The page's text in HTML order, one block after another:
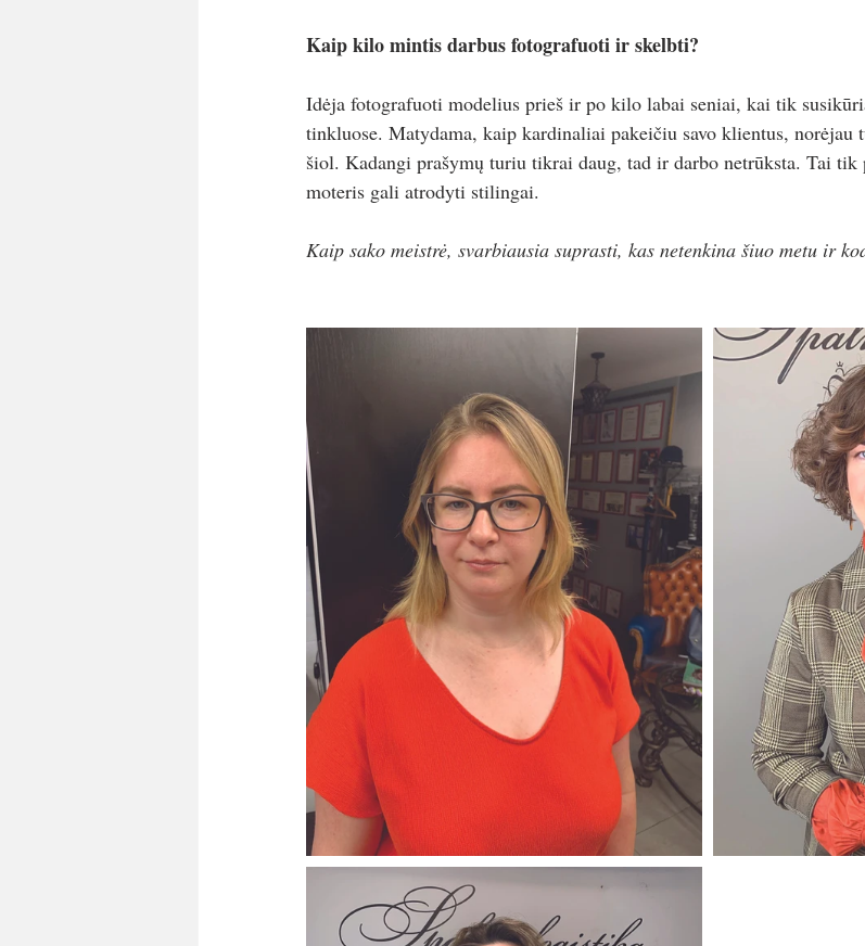
Kaip kilo mintis darbus fotografuoti ir skelbti?
Idėja fotografuoti modelius prieš ir po kilo labai seniai, kai tik
tinkluose. Matydama, kaip kardinaliai pakeičiu savo klientus,
šiol. Kadangi prašymų turiu tikrai daug, tad ir darbo netrūksta. Tai
moteris gali atrodyti stilingai.
Kaip sako meistrė, svarbiausia suprasti, kas netenkina šiuo metu ir